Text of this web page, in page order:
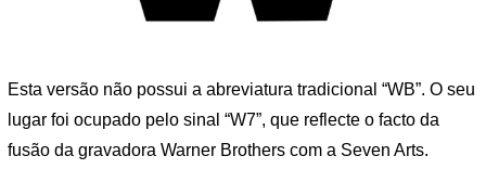
Esta versão não possui a abreviatura tradicional “WB”. O seu
lugar foi ocupado pelo sinal “W7”, que reflecte o facto da
fusão da gravadora Warner Brothers com a Seven Arts.